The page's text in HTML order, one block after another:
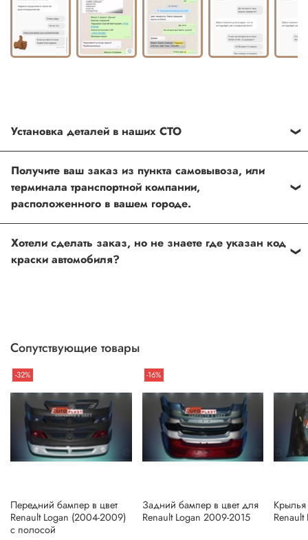
Установка деталей в наших СТО
можно установить в любом из наших установочных
центров по Москве
Получите ваш заказ из пункта самовывоза, или
терминала транспортной компании,
расположенного в вашем городе.
нашим менеджером
Хотели сделать заказ, но не знаете где указан код
краски автомобиля?
по телефону.
Сопутствующие товары
-32%
Передний бампер в цвет
Renault Logan (2004-2009)
c полосой
-16%
Задний бампер в цвет для
Renault Logan 2009-2015
Крылья